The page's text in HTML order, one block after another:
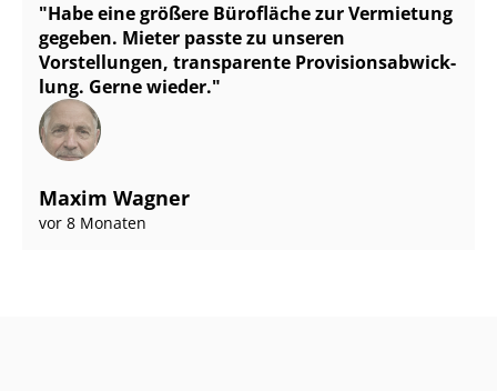
Habe eine größere Bürofläche zur Vermietung
gegeben. Mieter passte zu unseren
Vorstellungen, transparente Pro­vi­si­ons­ab­wick­
lung. Gerne wieder.
Maxim Wagner
vor 8 Monaten